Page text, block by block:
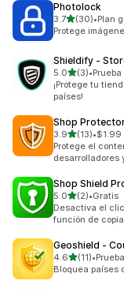
Photolock
3.7de 5 estrellas
(30)
30 reseñas en
•Plan
Protege
Shieldify ‑
5.0de 5 estrellas
(3)
3 reseñas en
•
¡Protege tu
países!
Shop
3.9de 5 estrellas
(13)
13 reseñas en
•$1.99
Protege el
desarrolladores
Shop Shield
5.0de 5 estrellas
(2)
2 reseñas en total
•Gratis
Desactiva el
función de
Geoshield ‑
4.6de 5 estrellas
(11)
11 reseñas en
•
Bloquea países